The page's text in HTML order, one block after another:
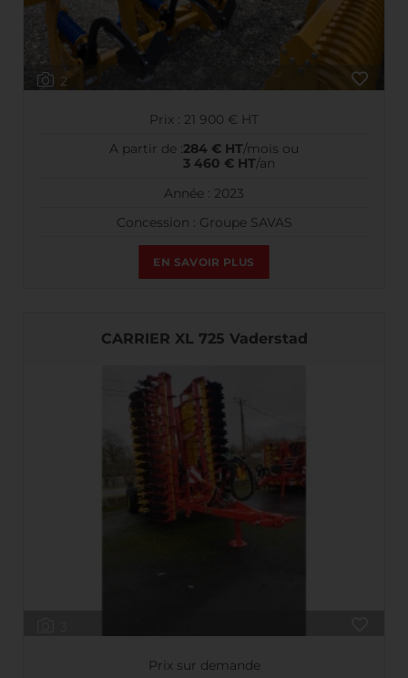
2
Prix : 21 900 € HT
A partir de :284 € HT/mois ou
3 460 € HT/an
Année : 2023
Concession : Groupe SAVAS
EN SAVOIR PLUS
CARRIER XL 725 Vaderstad
Prix sur demande